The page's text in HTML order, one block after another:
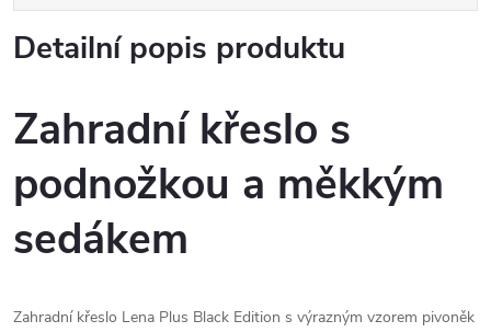
Detailní popis produktu
Zahradní křeslo s
podnožkou a měkkým
sedákem
Zahradní křeslo Lena Plus Black Edition s výrazným vzorem pivoněk